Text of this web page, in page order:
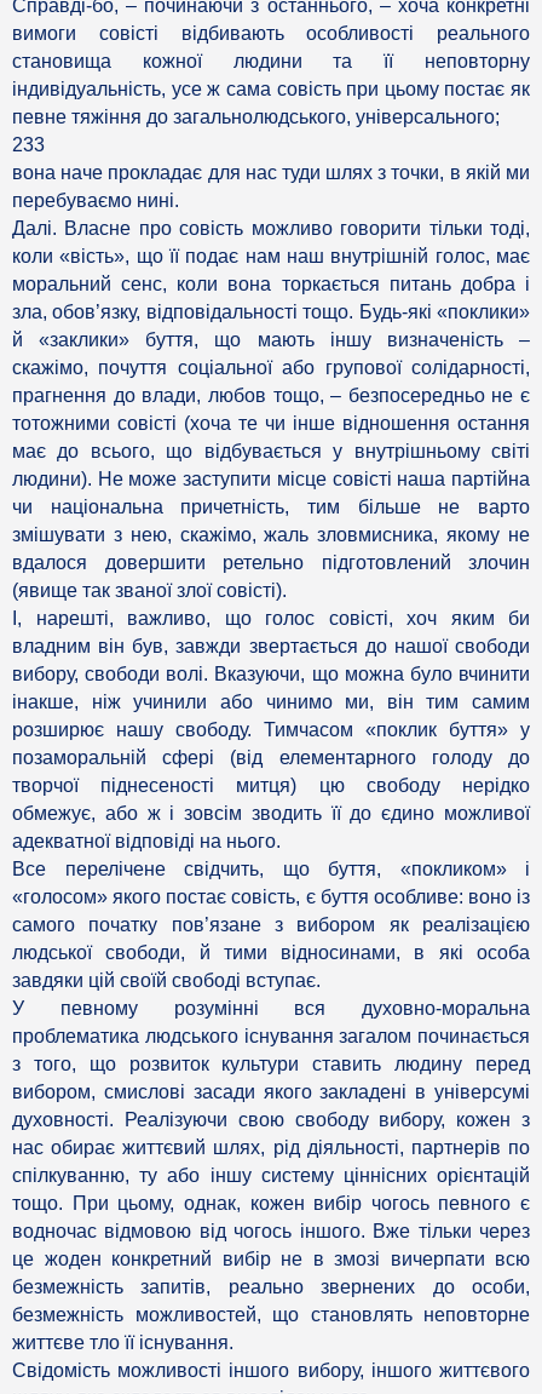
Справді-бо, – починаючи з останнього, – хоча конкретні
вимоги совісті відбивають особливості реального
становища кожної людини та її неповторну
індивідуальність, усе ж сама совість при цьому постає як
певне тяжіння до загальнолюдського, універсального;
233
вона наче прокладає для нас туди шлях з точки, в якій ми
перебуваємо нині.
Далі. Власне про совість можливо говорити тільки тоді,
коли «вість», що її подає нам наш внутрішній голос, має
моральний сенс, коли вона торкається питань добра і
зла, обов’язку, відповідальності тощо. Будь-які «поклики»
й «заклики» буття, що мають іншу визначеність –
скажімо, почуття соціальної або групової солідарності,
прагнення до влади, любов тощо, – безпосередньо не є
тотожними совісті (хоча те чи інше відношення остання
має до всього, що відбувається у внутрішньому світі
людини). Не може заступити місце совісті наша партійна
чи національна причетність, тим більше не варто
змішувати з нею, скажімо, жаль зловмисника, якому не
вдалося довершити ретельно підготовлений злочин
(явище так званої злої совісті).
І, нарешті, важливо, що голос совісті, хоч яким би
владним він був, завжди звертається до нашої свободи
вибору, свободи волі. Вказуючи, що можна було вчинити
інакше, ніж учинили або чинимо ми, він тим самим
розширює нашу свободу. Тимчасом «поклик буття» у
позаморальній сфері (від елементарного голоду до
творчої піднесеності митця) цю свободу нерідко
обмежує, або ж і зовсім зводить її до єдино можливої
адекватної відповіді на нього.
Все перелічене свідчить, що буття, «покликом» і
«голосом» якого постає совість, є буття особливе: воно із
самого початку пов’язане з вибором як реалізацією
людської свободи, й тими відносинами, в які особа
завдяки цій своїй свободі вступає.
У певному розумінні вся духовно-моральна
проблематика людського існування загалом починається
з того, що розвиток культури ставить людину перед
вибором, смислові засади якого закладені в універсумі
духовності. Реалізуючи свою свободу вибору, кожен з
нас обирає життєвий шлях, рід діяльності, партнерів по
спілкуванню, ту або іншу систему ціннісних орієнтацій
тощо. При цьому, однак, кожен вибір чогось певного є
водночас відмовою від чогось іншого. Вже тільки через
це жоден конкретний вибір не в змозі вичерпати всю
безмежність запитів, реально звернених до особи,
безмежність можливостей, що становлять неповторне
життєве тло її існування.
Свідомість можливості іншого вибору, іншого життєвого